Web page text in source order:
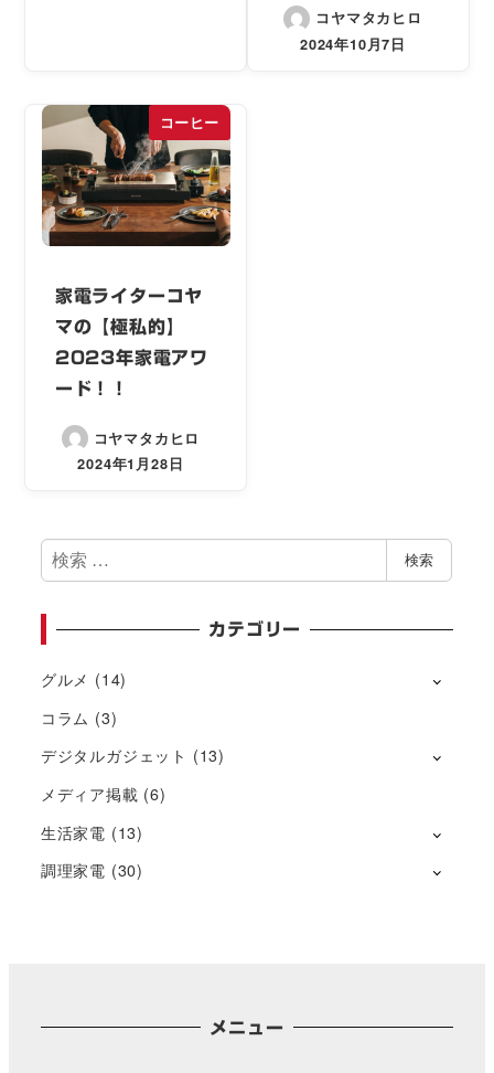
コヤマタカヒロ
2024年10月7日
コーヒー
家電ライターコヤ
マの【極私的】
2023年家電アワ
ード！！
コヤマタカヒロ
2024年1月28日
検
索
検索
カテゴリー
グルメ (14)
コラム (3)
デジタルガジェット (13)
メディア掲載 (6)
生活家電 (13)
調理家電 (30)
メニュー